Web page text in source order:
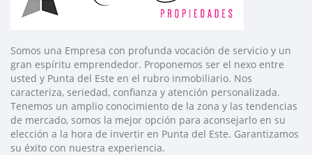
Somos una Empresa con profunda vocación de servicio y un
gran espíritu emprendedor. Proponemos ser el nexo entre
usted y Punta del Este en el rubro inmobiliario. Nos
caracteriza, seriedad, confianza y atención personalizada.
Tenemos un amplio conocimiento de la zona y las tendencias
de mercado, somos la mejor opción para aconsejarlo en su
elección a la hora de invertir en Punta del Este. Garantizamos
su éxito con nuestra experiencia.